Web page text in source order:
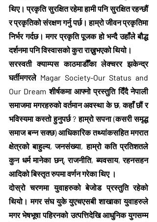
थिए। प्रकृति सुरक्षित रहेमा हामी पनि सुरक्षित रहन्छौं
र प्रकृतिको संरक्षण गर्नु पर्छ। हाम्रो जीवन प्रकृतिमा
निर्भर गर्दछ। मगर प्रकृति पूजक हो भन्दै उहाँले बौद्ध
दर्शनमा पनि विस्वासको कुरा राख्नुभएको थियो।
सरस्वती क्याम्पस काठमाडौँका लेक्चरर झकेन्द्र
घर्तीमगरले Magar Society-Our Status and
Our Dream शीर्षकमा आफ्नो प्रस्तुति दिँदै नेपाली
समाजमा मगरहरुको वर्तमान अवस्था के छ, कहाँ छौं र
भविस्यमा कस्तो हुनुपर्छ ? हाम्रो सपना (कसरी समृद्ध
समाज बन्न सक्छ) आधिकारिक तथ्यांकसहित मगरात
क्षेत्रको बाहुल्य, जनसंख्या, हाम्रो कति प्रतिशतले
कुन धर्म मानेका छन्, राजनीति, ब्यवसाय, रहनसहन
आदिको बिस्तृत रुपमा वर्णन गरेका थिए ।
दोस्रो चरणमा युवाहरुको बेजोड प्रस्तुति रहेको
थियो। मगर संघ युके युएचएसबी शाखाका युवाहरुले
मगर भेषभूषा पहिरनको उत्पत्तिदेखि आधुनिक युगसम्म